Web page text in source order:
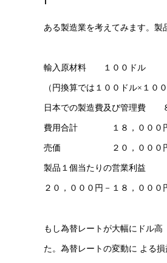
ある製造業を考えてみます。製
輸入原材料 １００ドル
（円換算では１００ドル×１０
日本での製造費及び管理費
費用合計 １８，０００
売価 ２０，０００
製品１個当たりの営業利益
２０，０００円－１８，０００
もし為替レートが大幅にドル
た。為替レートの変動に よる